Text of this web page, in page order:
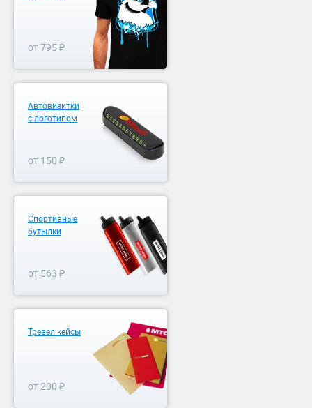
от 795 ₽
Автовизитки
с логотипом
от 150 ₽
Спортивные
бутылки
от 563 ₽
Тревел кейсы
от 200 ₽